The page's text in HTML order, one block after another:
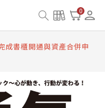
0
見問題
書櫃開通與資產合併申
重要說明及資產合併結果